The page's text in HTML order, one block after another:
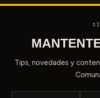
Tips, novedades y